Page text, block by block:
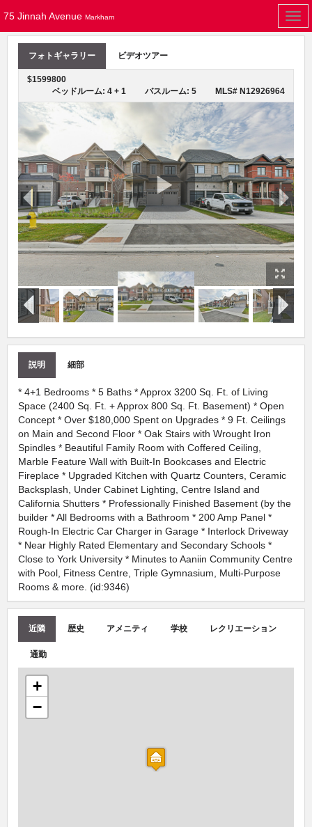
75 Jinnah Avenue Markham
フォトギャラリー ビデオツアー
$1599800
ベッドルーム: 4 + 1
バスルーム: 5 MLS# N12926964
説明 細部
* 4+1 Bedrooms * 5 Baths * Approx 3200 Sq. Ft. of Living
Space (2400 Sq. Ft. + Approx 800 Sq. Ft. Basement) * Open
Concept * Over $180,000 Spent on Upgrades * 9 Ft. Ceilings
on Main and Second Floor * Oak Stairs with Wrought Iron
Spindles * Beautiful Family Room with Coffered Ceiling,
Marble Feature Wall with Built-In Bookcases and Electric
Fireplace * Upgraded Kitchen with Quartz Counters, Ceramic
Backsplash, Under Cabinet Lighting, Centre Island and
California Shutters * Professionally Finished Basement (by the
builder * All Bedrooms with a Bathroom * 200 Amp Panel *
Rough-In Electric Car Charger in Garage * Interlock Driveway
* Near Highly Rated Elementary and Secondary Schools *
Close to York University * Minutes to Aaniin Community Centre
with Pool, Fitness Centre, Triple Gymnasium, Multi-Purpose
Rooms & more. (id:9346)
近隣 歴史 アメニティ 学校 レクリエーション
通勤
+
−